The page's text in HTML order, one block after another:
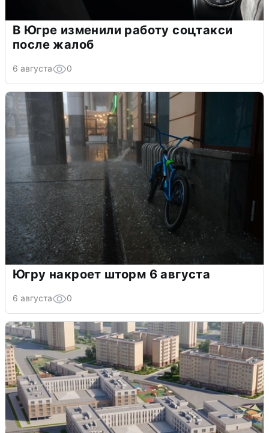
В Югре изменили работу соцтакси
после жалоб
6 августа 0
Югру накроет шторм 6 августа
6 августа 0